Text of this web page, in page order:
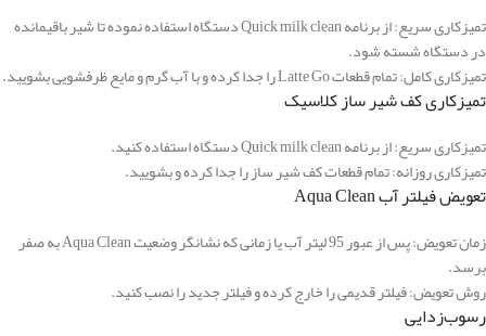
تمیزکاری سریع: از برنامه Quick milk clean دستگاه استفاده نموده تا شیر باقیمانده
در دستگاه شسته شود.
تمیزکاری کامل: تمام قطعات Latte Go را جدا کرده و با آب گرم و مایع ظرفشویی بشویید.
تمیزکاری کف شیر ساز کلاسیک
تمیزکاری سریع: از برنامه Quick milk clean دستگاه استفاده کنید.
تمیزکاری روزانه: تمام قطعات کف شیر ساز را جدا کرده و بشویید.
تعویض فیلتر آب Aqua Clean
زمان تعویض: پس از عبور 95 لیتر آب یا زمانی که نشانگر وضعیت Aqua Clean به صفر
برسد.
روش تعویض: فیلتر قدیمی را خارج کرده و فیلتر جدید را نصب کنید.
رسوب‌زدایی